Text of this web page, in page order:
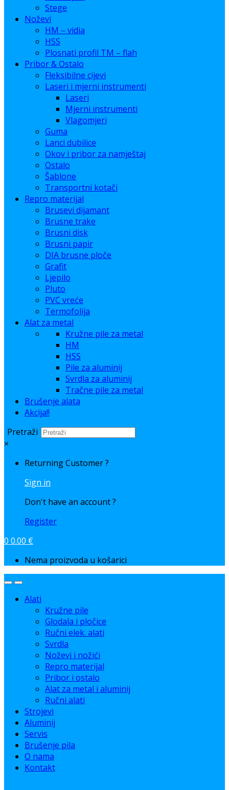
Stege
Noževi
HM – vidia
HSS
Plosnati profil TM – flah
Pribor & Ostalo
Fleksibilne cijevi
Laseri i mjerni instrumenti
Laseri
Mjerni instrumenti
Vlagomjeri
Guma
Lanci dubilice
Okov i pribor za namještaj
Ostalo
Šablone
Transportni kotači
Repro materijal
Brusevi dijamant
Brusne trake
Brusni disk
Brusni papir
DIA brusne ploče
Grafit
Ljepilo
Pluto
PVC vreće
Termofolija
Alat za metal
Kružne pile za metal
HM
HSS
Pile za aluminij
Svrdla za aluminij
Tračne pile za metal
Brušenje alata
Akcija!!
Pretraži
×
Returning Customer ?
Sign in
Don't have an account ?
Register
0 0.00 €
Nema proizvoda u košarici
Alati
Kružne pile
Glodala i pločice
Ručni elek. alati
Svrdla
Noževi i nožići
Repro materijal
Pribor i ostalo
Alat za metal i aluminij
Ručni alati
Strojevi
Aluminij
Servis
Brušenje pila
O nama
Kontakt